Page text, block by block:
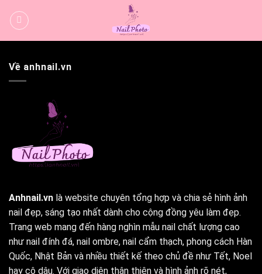
qua
Về anhnail.vn
Anhnail.vn là website chuyên tổng hợp và chia sẻ hình ảnh
nail đẹp, sáng tạo nhất dành cho cộng đồng yêu làm đẹp.
Trang web mang đến hàng nghìn mẫu nail chất lượng cao
như nail đính đá, nail ombre, nail cẩm thạch, phong cách Hàn
Quốc, Nhật Bản và nhiều thiết kế theo chủ đề như Tết, Noel
hay cô dâu. Với giao diện thân thiện và hình ảnh rõ nét,